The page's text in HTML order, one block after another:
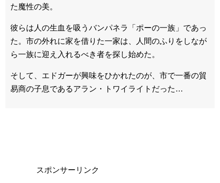
た魔性の美。
彼らは人の生血を吸うバンパネラ「ポーの一族」であっ
た。市の外れに家を借りた一家は、人間のふりをしなが
ら一族に迎え入れるべき者を探し始めた。
そして、エドガーが興味をひかれたのが、市で一番の貿
易商の子息であるアラン・トワイライトだった…
スポンサーリンク